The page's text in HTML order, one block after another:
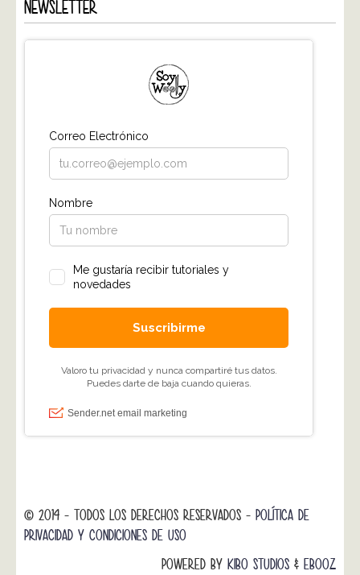
NEWSLETTER
© 2014 - TODOS LOS DERECHOS RESERVADOS - POLÍTICA DE
PRIVACIDAD Y CONDICIONES DE USO
POWERED BY KIBO STUDIOS & EBOOZ